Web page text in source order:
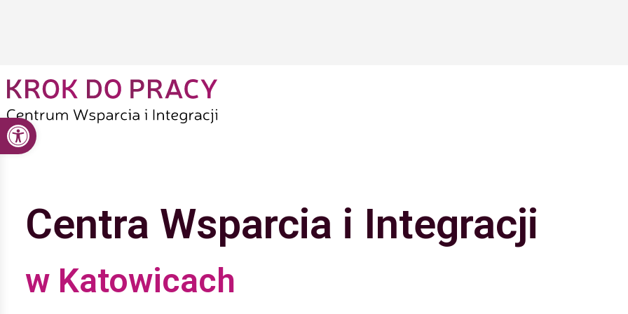
Open toolbar
Centra Wsparcia i Integracji
w Katowicach